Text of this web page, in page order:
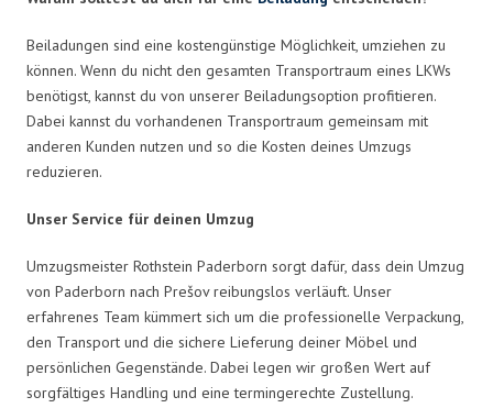
Beiladungen sind eine kostengünstige Möglichkeit, umziehen zu
können. Wenn du nicht den gesamten Transportraum eines LKWs
benötigst, kannst du von unserer Beiladungsoption profitieren.
Dabei kannst du vorhandenen Transportraum gemeinsam mit
anderen Kunden nutzen und so die Kosten deines Umzugs
reduzieren.
Unser Service für deinen Umzug
Umzugsmeister Rothstein Paderborn sorgt dafür, dass dein Umzug
von Paderborn nach Prešov reibungslos verläuft. Unser
erfahrenes Team kümmert sich um die professionelle Verpackung,
den Transport und die sichere Lieferung deiner Möbel und
persönlichen Gegenstände. Dabei legen wir großen Wert auf
sorgfältiges Handling und eine termingerechte Zustellung.